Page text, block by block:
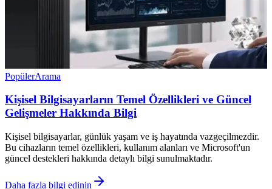
PopülerArama
Kişisel Bilgisayarların Temel Özellikleri ve Güncel
Gelişmeler Hakkında Bilgi
Kişisel bilgisayarlar, günlük yaşam ve iş hayatında vazgeçilmezdir.
Bu cihazların temel özellikleri, kullanım alanları ve Microsoft'un
güncel destekleri hakkında detaylı bilgi sunulmaktadır.
Daha fazla bilgi edinin